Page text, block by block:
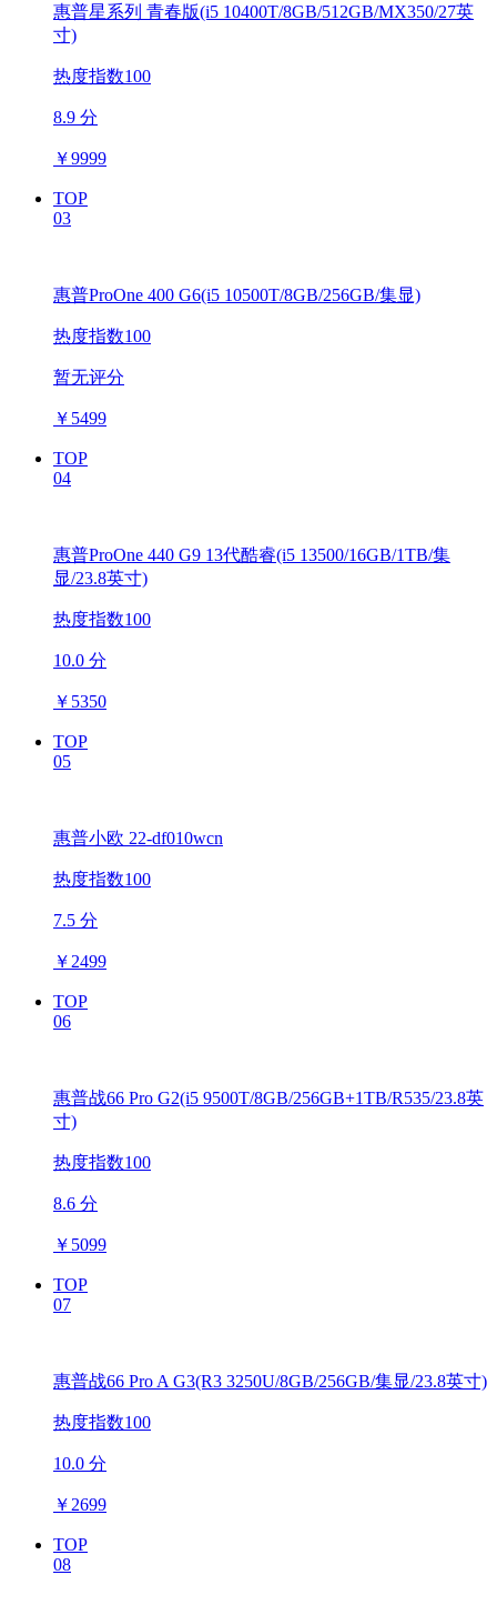
惠普星系列 青春版(i5 10400T/8GB/512GB/MX350/27英
寸)
热度指数100
8.9 分
￥9999
TOP
03
惠普ProOne 400 G6(i5 10500T/8GB/256GB/集显)
热度指数100
暂无评分
￥ 5499
TOP
04
惠普ProOne 440 G9 13代酷睿(i5 13500/16GB/1TB/集
显/23.8英寸)
热度指数100
10.0 分
￥ 5350
TOP
05
惠普小欧 22-df010wcn
热度指数100
7.5 分
￥ 2499
TOP
06
惠普战66 Pro G2(i5 9500T/8GB/256GB+1TB/R535/23.8英
寸)
热度指数100
8.6 分
￥ 5099
TOP
07
惠普战66 Pro A G3(R3 3250U/8GB/256GB/集显/23.8英寸)
热度指数100
10.0 分
￥ 2699
TOP
08